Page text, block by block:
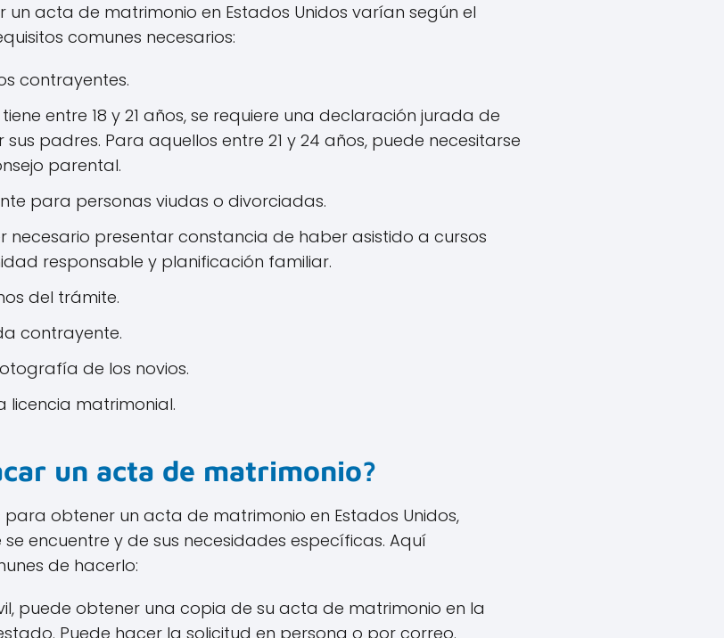
acta de matrimonio en Estados Unidos varían según el
comunes necesarios:
contrayentes.
entre 18 y 21 años, se requiere una declaración jurada de
padres. Para aquellos entre 21 y 24 años, puede necesitarse
parental.
para personas viudas o divorciadas.
necesario presentar constancia de haber asistido a cursos
responsable y planificación familiar.
del trámite.
contrayente.
de los novios.
licencia matrimonial.
un acta de matrimonio?
para obtener un acta de matrimonio en Estados Unidos,
encuentre y de sus necesidades específicas. Aquí
de hacerlo:
puede obtener una copia de su acta de matrimonio en la
Puede hacer la solicitud en persona o por correo.